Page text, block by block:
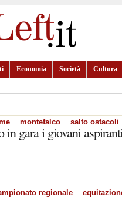
Economia Società Cultura
montefalco salto ostacoli
in gara i giovani
regionale